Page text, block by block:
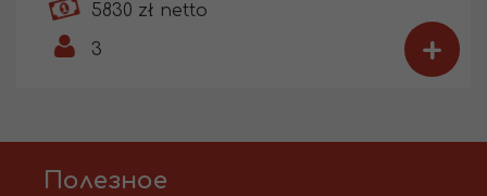
5830 zł netto
3
+
Полезное